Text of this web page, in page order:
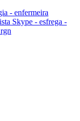
- enfermeira
Skype - esfrega -